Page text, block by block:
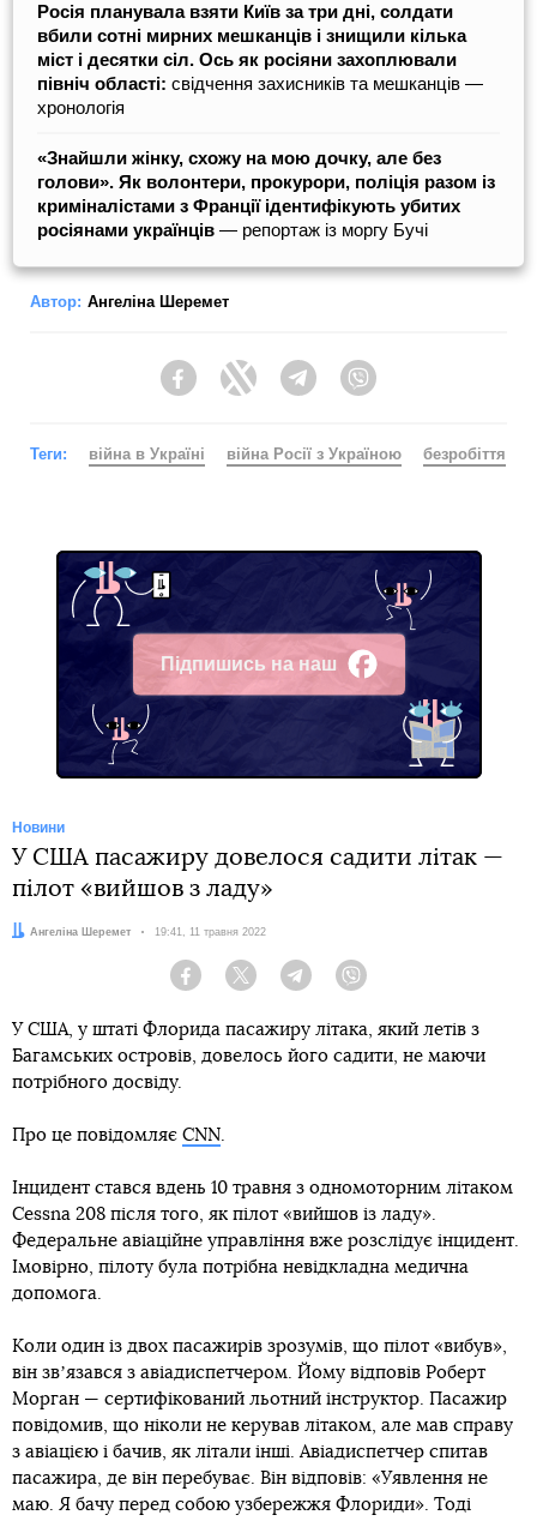
Росія планувала взяти Київ за три дні, солдати
вбили сотні мирних мешканців і знищили кілька
міст і десятки сіл. Ось як росіяни захоплювали
північ області: свідчення захисників та мешканців —
хронологія
«Знайшли жінку, схожу на мою дочку, але без
голови». Як волонтери, прокурори, поліція разом із
криміналістами з Франції ідентифікують убитих
росіянами українців ― репортаж із моргу Бучі
Автор: Ангеліна Шеремет
FacebookTwitter Telegram
Теги: війна в Україні війна Росії з Україною безробіття
Підпишись на наш
Facebook
Новини
У США пасажиру довелося садити літак —
пілот «вийшов з ладу»
Автор:
Ангеліна Шеремет Дата:
19:41, 11 травня 2022
Facebook Twitter Telegram
У США, у штаті Флорида пасажиру літака, який летів з
Багамських островів, довелось його садити, не маючи
потрібного досвіду.
Про це повідомляє CNN.
Інцидент стався вдень 10 травня з одномоторним літаком
Cessna 208 після того, як пілот «вийшов із ладу».
Федеральне авіаційне управління вже розслідує інцидент.
Імовірно, пілоту була потрібна невідкладна медична
допомога.
Коли один із двох пасажирів зрозумів, що пілот «вибув»,
він звʼязався з авіадиспетчером. Йому відповів Роберт
Морган — сертифікований льотний інструктор. Пасажир
повідомив, що ніколи не керував літаком, але мав справу
з авіацією і бачив, як літали інші. Авіадиспетчер спитав
пасажира, де він перебуває. Він відповів: «Уявлення не
маю. Я бачу перед собою узбережжя Флориди». Тоді